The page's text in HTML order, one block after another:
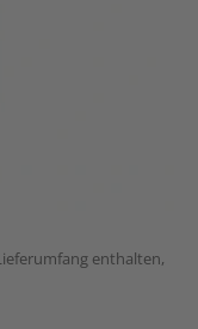
enthalten,